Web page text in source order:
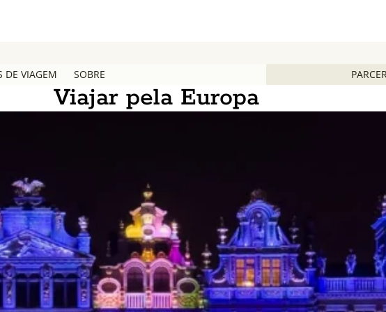
DE VIAGEM SOBRE
Viajar pela Europa